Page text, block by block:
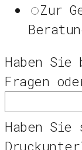
Zur
Haben Sie
Fragen
Haben